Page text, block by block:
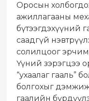
Оросын
ажиллагааны
бүтээгдэхүүний
саадгүй
солилцоог
Үүний зэрэгцээ
“ухаалаг гааль”
болгохыг
гаалийн